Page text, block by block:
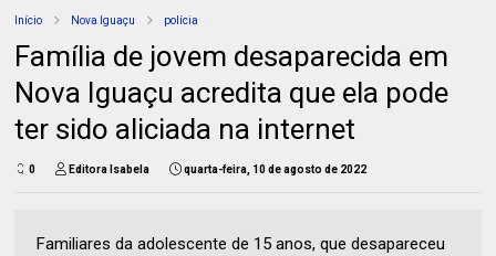
Início Nova Iguaçu polícia
Família de jovem desaparecida em
Nova Iguaçu acredita que ela pode
ter sido aliciada na internet
0 Editora Isabela quarta-feira, 10 de agosto de 2022
Familiares da adolescente de 15 anos, que desapareceu